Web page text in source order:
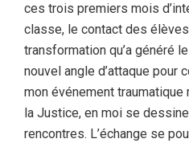
ces trois premiers mois
classe, le contact des
transformation qu’a généré
nouvel angle d’attaque pour
mon événement
la Justice, en moi se
rencontres. L’échange se